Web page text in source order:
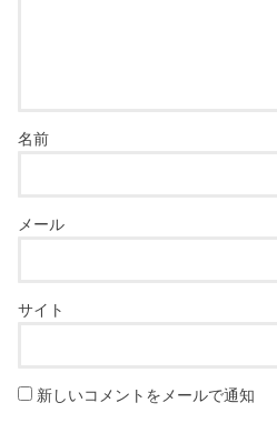
名前
メール
サイト
新しいコメントをメールで通知